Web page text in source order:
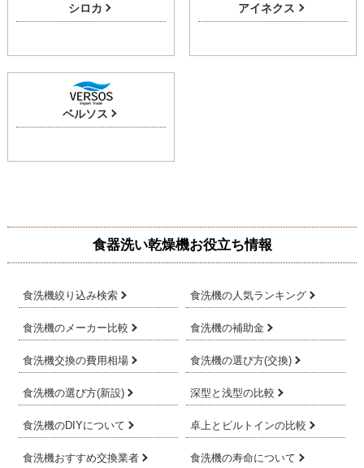
シロカ アイネクス
ベルソス
食器洗い乾燥機お役立ち情報
食洗機絞り込み検索 食洗機の人気ランキング
食洗機のメーカー比較 食洗機の補助金
食洗機交換の費用相場 食洗機の選び方(交換)
食洗機の選び方(新設) 深型と浅型の比較
食洗機のDIYについて 卓上とビルトインの比較
食洗機おすすめ交換業者 食洗機の寿命について